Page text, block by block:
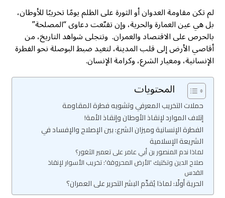
لم تكن مقاومة العدوان أو الثورة على الظلم يومًا تخريبًا للأوطان،
بل هي عين العمارة والحرية، وإن تقنّعت دعاوى “المصلحة”
بالحرص على الاقتصاد والعمران. وتتجلى شواهد التاريخ، من
أقاصي الأرض إلى قلب المدينة، لتعيد ضبط البوصلة نحو الفطرة
الإنسانية، ومعيار الشرع، وكرامة الإنسان.
المحتويات
حملات التخريب المعرفي وتشويه فطرة المقاومة
إتلاف الموارد لإنقاذ الأوطان وإنقاذ الأمة!
الفطرة الإنسانية وميزان الشرع: بين الإصلاح والإفساد في
الشريعة الإسلامية
لماذا ندم المنصور بن أبي عامر على تعمير الثغور؟
صلاح الدين وتكتيك 'الأرض المحروقة': تخريب الأسوار لإنقاذ
القدس
الحرية أولًا: لماذا يُقدِّم البشر التحرير على العمران؟